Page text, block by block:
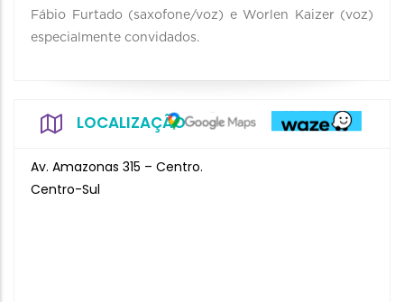
Fábio Furtado (saxofone/voz) e Worlen Kaizer (voz)
especialmente convidados.
LOCALIZAÇÃO
Av. Amazonas 315 – Centro.
Centro-Sul